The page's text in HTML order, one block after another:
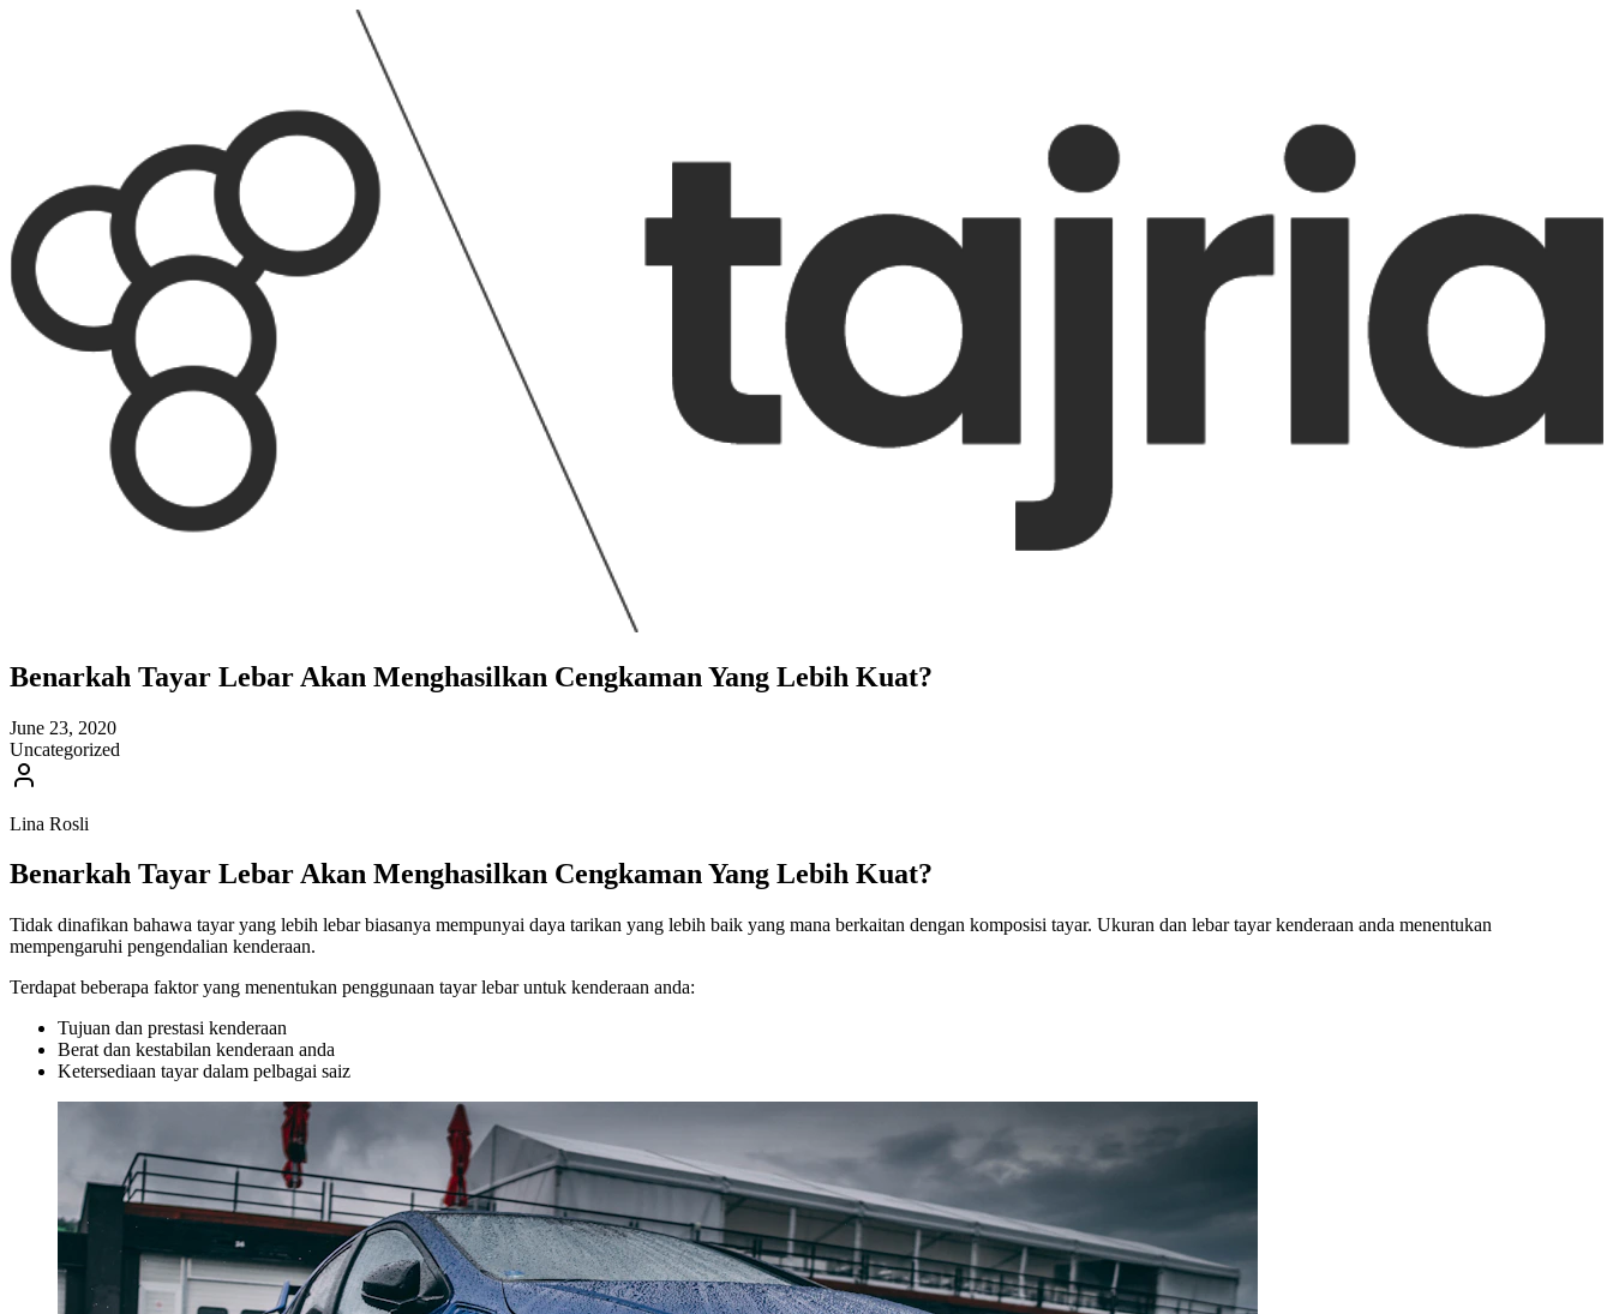
Benarkah Tayar Lebar Akan Menghasilkan Cengkaman Yang Lebih Kuat?
June 23, 2020
Uncategorized
Lina Rosli
Benarkah Tayar Lebar Akan Menghasilkan Cengkaman Yang Lebih Kuat?
Tidak dinafikan bahawa tayar yang lebih lebar biasanya mempunyai daya tarikan yang lebih baik yang mana berkaitan dengan komposisi tayar. Ukuran dan lebar tayar kenderaan anda menentukan
mempengaruhi pengendalian kenderaan.
Terdapat beberapa faktor yang menentukan penggunaan tayar lebar untuk kenderaan anda:
Tujuan dan prestasi kenderaan
Berat dan kestabilan kenderaan anda
Ketersediaan tayar dalam pelbagai saiz